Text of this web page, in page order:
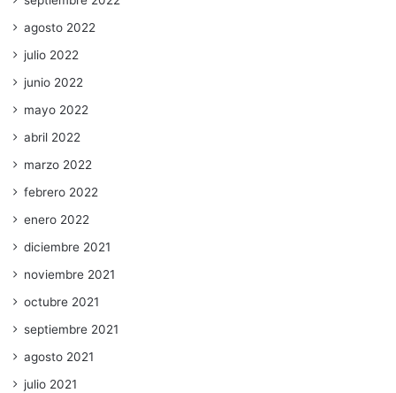
agosto 2022
julio 2022
junio 2022
mayo 2022
abril 2022
marzo 2022
febrero 2022
enero 2022
diciembre 2021
noviembre 2021
octubre 2021
septiembre 2021
agosto 2021
julio 2021